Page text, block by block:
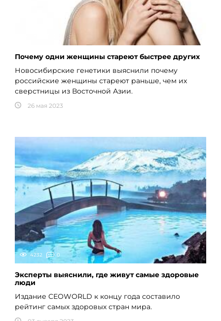
Почему одни женщины стареют быстрее других
Новосибирские генетики выяснили почему
российские женщины стареют раньше, чем их
сверстницы из Восточной Азии.
26 мая 2023
4232 0
Эксперты выяснили, где живут самые здоровые
люди
Издание CEOWORLD к концу года составило
рейтинг самых здоровых стран мира.